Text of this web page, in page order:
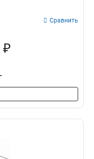
Сравнить
₽